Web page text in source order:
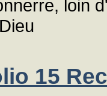
loin
15